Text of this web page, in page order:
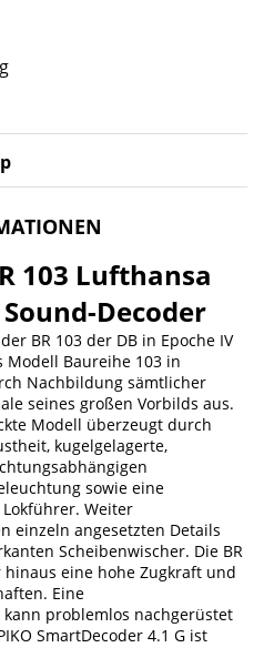
103 Lufthansa
Decoder
BR 103 der DB in Epoche IV
Modell Baureihe 103 in
Nachbildung sämtlicher
seines großen Vorbilds aus.
Modell überzeugt durch
kugelgelagerte,
sowie eine
Weiter
einzeln angesetzten Details
Scheibenwischer. Die BR
hinaus eine hohe Zugkraft und
Eine
problemlos nachgerüstet
SmartDecoder 4.1 G ist